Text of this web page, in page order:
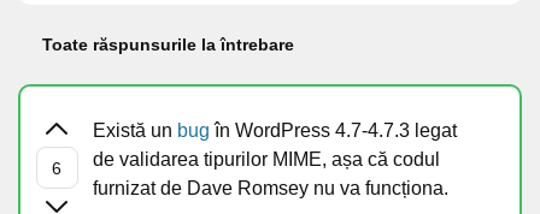
Toate răspunsurile la întrebare
Există un bug în WordPress 4.7-4.7.3 legat
de validarea tipurilor MIME, așa că codul
furnizat de Dave Romsey nu va funcționa.